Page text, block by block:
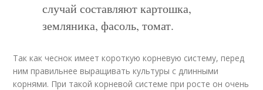
случай составляют картошка,
земляника, фасоль, томат.
Так как чеснок имеет короткую корневую систему, перед
ним правильнее выращивать культуры с длинными
корнями. При такой корневой системе при росте он очень